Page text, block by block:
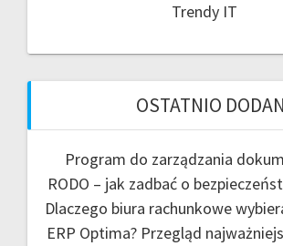
Trendy IT
OSTATNIO
Program do zarządzania
RODO – jak zadbać o
Dlaczego biura rachunkowe
ERP Optima? Przegląd